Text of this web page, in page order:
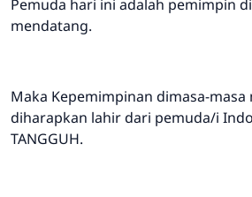
Pemuda hari ini adalah pemimpin
mendatang.
Maka Kepemimpinan dimasa-masa
diharapkan lahir dari pemuda/i
TANGGUH.